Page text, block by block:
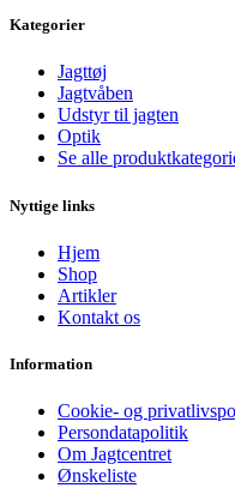
Kategorier
Jagttøj
Jagtvåben
Udstyr til jagten
Optik
Se alle
Nyttige links
Hjem
Shop
Artikler
Kontakt os
Information
Cookie- og
Persondatapolitik
Om Jagtcentret
Ønskeliste